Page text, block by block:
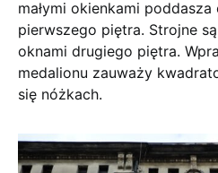
małymi okienkami
pierwszego piętra. Strojne
oknami drugiego piętra.
medalionu zauważy
się nóżkach.